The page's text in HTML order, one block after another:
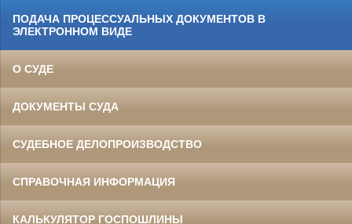
ПОДАЧА ПРОЦЕССУАЛЬНЫХ ДОКУМЕНТОВ В
ЭЛЕКТРОННОМ ВИДЕ
О СУДЕ
ДОКУМЕНТЫ СУДА
СУДЕБНОЕ ДЕЛОПРОИЗВОДСТВО
СПРАВОЧНАЯ ИНФОРМАЦИЯ
КАЛЬКУЛЯТОР ГОСПОШЛИНЫ